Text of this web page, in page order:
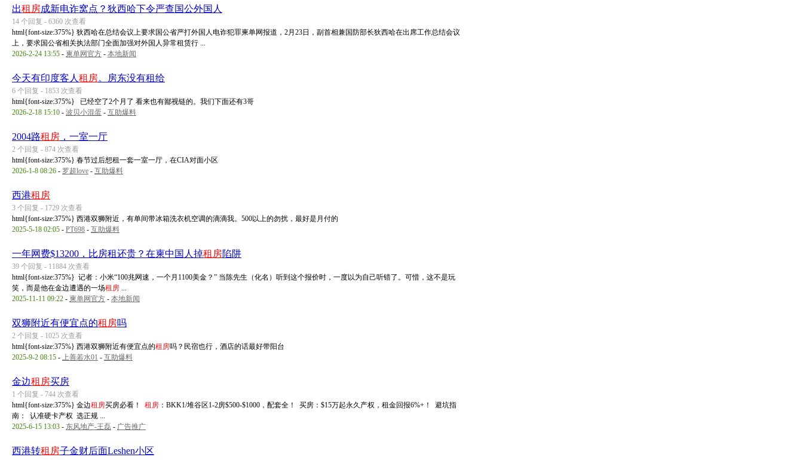
出租房成新电诈窝点？狄西哈下令严查国公外国人
14 个回复 - 6360 次查看
html{font-size:375%} 狄西哈在总结会议上要求国公省严打外国人电诈犯罪柬单网报道，2月23日，副首相兼国防部长狄西哈在出席工作总结会议
上，要求国公省相关执法部门全面加强对外国人异常租赁行 ...
2026-2-24 13:55 - 柬单网官方 - 本地新闻
今天有印度客人 租房。房东没有租给
6 个回复 - 1853 次查看
html{font-size:375%} 已经空了2个月了 看来也有鄙视链的。我们下面还有3哥
2026-2-18 15:10 - 波贝小混蛋 - 互助爆料
2004路租房 ，一室一厅
2 个回复 - 874 次查看
html{font-size:375%} 春节过后想租一套一室一厅，在CIA对面小区
2026-1-8 08:26 - 罗超love - 互助爆料
西港租房
3 个回复 - 1729 次查看
html{font-size:375%} 西港双狮附近，有单间带冰箱洗衣机空调的滴滴我。500以上的勿扰，最好是月付的
2025-5-18 02:05 - PT698 - 互助爆料
一年网费$13200，比房租还贵？在柬中国人掉租房陷阱
39 个回复 - 11884 次查看
html{font-size:375%} 记者：小米“100兆网速，一个月1100美金？” 当陈先生（化名）听到这个报价时，一度以为自己听错了。可惜，这不是玩
笑，而是他在金边遭遇的一场租房 ...
2025-11-11 09:22 - 柬单网官方 - 本地新闻
双狮附近有便宜点的租房吗
2 个回复 - 1025 次查看
html{font-size:375%} 西港双狮附近有便宜点的租房吗？民宿也行，酒店的话最好带阳台
2025-9-2 08:15 - 上善若水01 - 互助爆料
金边租房买房
1 个回复 - 744 次查看
html{font-size:375%} 金边租房买房必看！ 租房 ：BKK1/堆谷区1-2房$500-$1000，配套全！ 买房：$15万起永久产权，租金回报6%+！ 避坑指
南： 认准硬卡产权 选正规 ...
2025-6-15 13:03 - 东风地产-王磊 - 广告推广
西港转租房子金财后面Leshen小区